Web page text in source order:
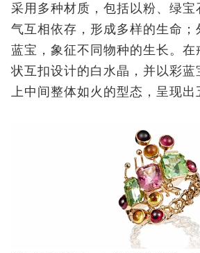
采用多种材质，包括以粉、绿宝
气互相依存，形成多样的生命；
蓝宝，象征不同物种的生长。在
状互扣设计的白水晶，并以彩蓝
上中间整体如火的型态，呈现出